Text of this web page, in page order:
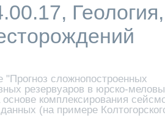
"Прогноз сложнопостроенных
резервуаров в юрско-
комплексирования
(на примере